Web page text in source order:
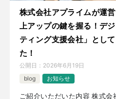
株式会社アプライムが運
上アップの鍵を握る！デ
ティング支援会社」とし
た！
公開日： 2026年6月19日
blog
お知らせ
ご紹介いただいた内容 株式会